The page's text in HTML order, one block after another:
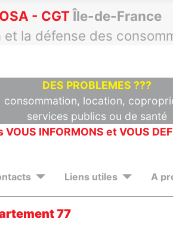
- CGT Île-de-France
la défense des
DES PROBLEMES ???
consommation, location,
services publics ou de santé
VOUS INFORMONS et VOUS
Liens utiles A
77